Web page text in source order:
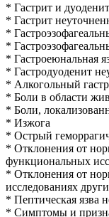
* Гастрит и дуоденит
* Гастрит
*
*
* Гастроеюнальная
* Гастродуоденит
* Алкогольный
* Боли в области
* Боли,
* Изжога
* Острый
* Отклонения от
функциональных
* Отклонения от
исследованиях
* Пептическая язва
* Симптомы и